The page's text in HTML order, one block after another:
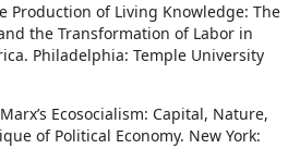
Production of Living Knowledge: The
the Transformation of Labor in
Philadelphia: Temple University
Ecosocialism: Capital, Nature,
of Political Economy. New York: